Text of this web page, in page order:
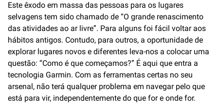
Este êxodo em massa das pessoas para os lugares
selvagens tem sido chamado de “O grande renascimento
das atividades ao ar livre”. Para alguns foi fácil voltar aos
hábitos antigos. Contudo, para outros, a oportunidade de
explorar lugares novos e diferentes leva-nos a colocar uma
questão: “Como é que começamos?” É aqui que entra a
tecnologia Garmin. Com as ferramentas certas no seu
arsenal, não terá qualquer problema em navegar pelo que
está para vir, independentemente do que for e onde for.